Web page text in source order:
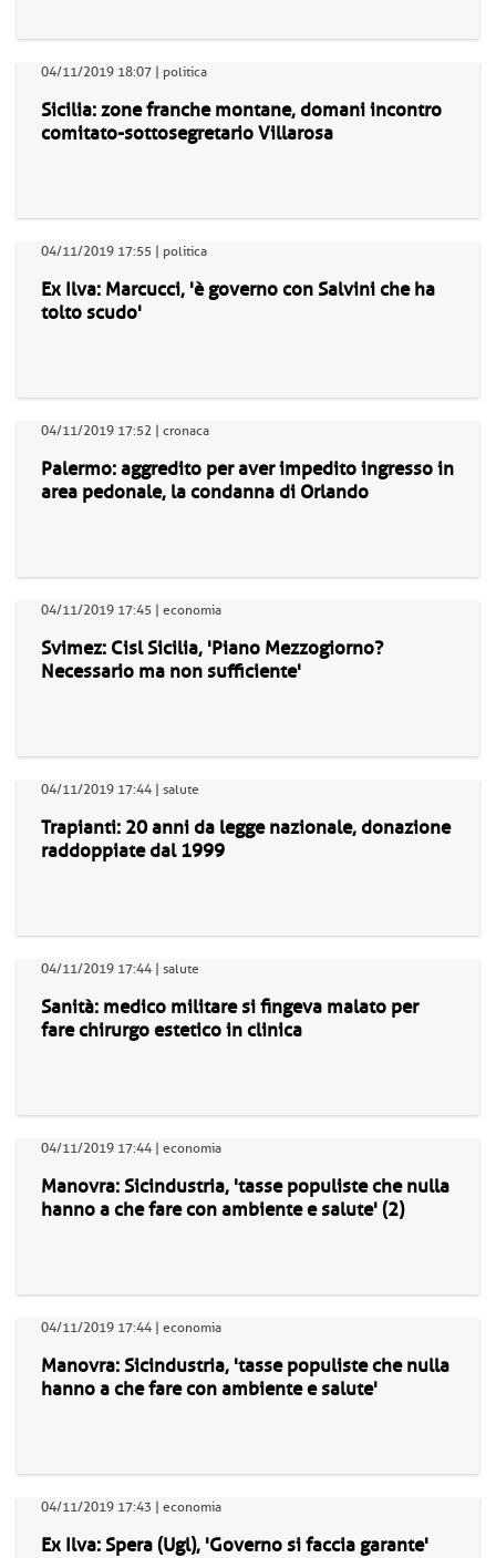
04/11/2019 18:07 | politica
Sicilia: zone franche montane, domani incontro
comitato-sottosegretario Villarosa
04/11/2019 17:55 | politica
Ex Ilva: Marcucci, 'è governo con Salvini che ha
tolto scudo'
04/11/2019 17:52 | cronaca
Palermo: aggredito per aver impedito ingresso in
area pedonale, la condanna di Orlando
04/11/2019 17:45 | economia
Svimez: Cisl Sicilia, 'Piano Mezzogiorno?
Necessario ma non sufficiente'
04/11/2019 17:44 | salute
Trapianti: 20 anni da legge nazionale, donazione
raddoppiate dal 1999
04/11/2019 17:44 | salute
Sanità: medico militare si fingeva malato per
fare chirurgo estetico in clinica
04/11/2019 17:44 | economia
Manovra: Sicindustria, 'tasse populiste che nulla
hanno a che fare con ambiente e salute' (2)
04/11/2019 17:44 | economia
Manovra: Sicindustria, 'tasse populiste che nulla
hanno a che fare con ambiente e salute'
04/11/2019 17:43 | economia
Ex Ilva: Spera (Ugl), 'Governo si faccia garante'